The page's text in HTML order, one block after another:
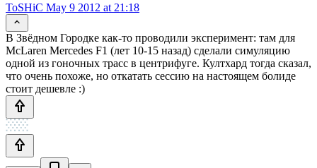
ToSHiC May 9 2012 at 21:18
В Звёдном Городке как-то проводили эксперимент: там для
McLaren Mercedes F1 (лет 10-15 назад) сделали симуляцию
одной из гоночных трасс в центрифуге. Култхард тогда сказал,
что очень похоже, но откатать сессию на настоящем болиде
стоит дешевле :)